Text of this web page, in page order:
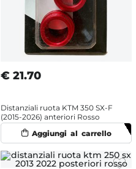
€ 21.70
Distanziali ruota KTM 350 SX-F
(2015-2026) anteriori Rosso